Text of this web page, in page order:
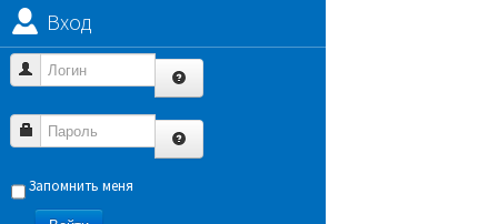
Вход
Логин
Пароль
Запомнить меня